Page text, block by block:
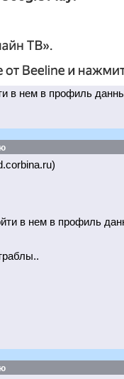
в нем в профиль
в нем в профиль